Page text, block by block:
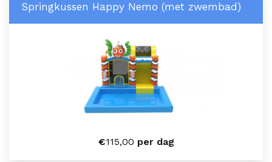
Springkussen Happy Nemo (met zwembad)
€115,00 per dag